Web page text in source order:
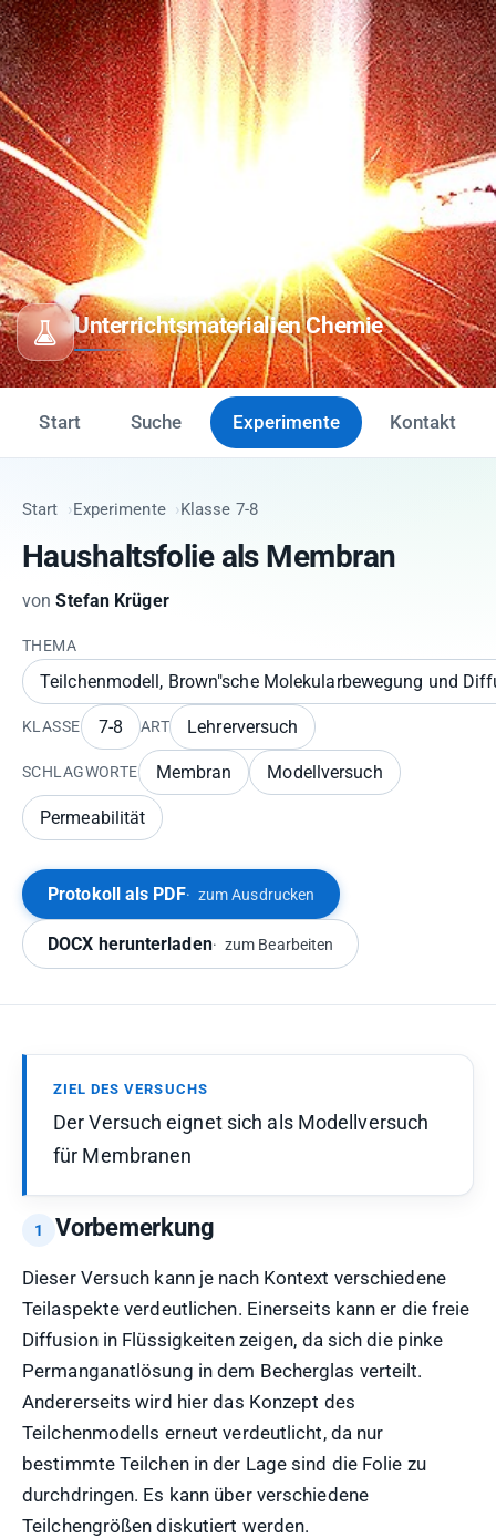
Unterrichtsmaterialien Chemie
Start Suche Experimente Kontakt
Start Experimente Klasse 7-8
Haushaltsfolie als Membran
vonStefan Krüger
THEMA
Teilchenmodell, Brown"sche Molekularbewegung und
KLASSE 7-8 ART Lehrerversuch
SCHLAGWORTE Membran Modellversuch
Permeabilität
Protokoll als PDF zum Ausdrucken
DOCX herunterladen zum Bearbeiten
ZIEL DES VERSUCHS
Der Versuch eignet sich als Modellversuch
für Membranen
Vorbemerkung
Dieser Versuch kann je nach Kontext verschiedene
Teilaspekte verdeutlichen. Einerseits kann er die freie
Diffusion in Flüssigkeiten zeigen, da sich die pinke
Permanganatlösung in dem Becherglas verteilt.
Andererseits wird hier das Konzept des
Teilchenmodells erneut verdeutlicht, da nur
bestimmte Teilchen in der Lage sind die Folie zu
durchdringen. Es kann über verschiedene
Teilchengrößen diskutiert werden.